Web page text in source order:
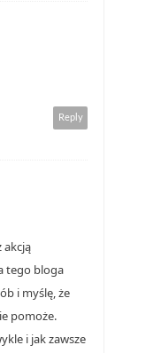
Reply
akcją
tego bloga
i myślę, że
pomoże.
i jak zawsze